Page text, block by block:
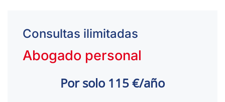
Consultas ilimitadas
Abogado personal
Por solo 115 €/año